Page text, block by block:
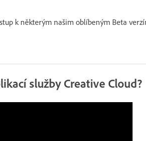
k některým našim oblíbeným Beta
služby Creative Cloud?